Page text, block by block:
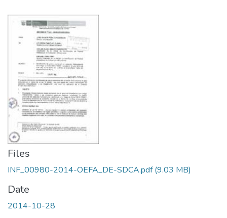
Files
INF_00980-2014-OEFA_DE-SDCA.pdf(9.03 MB)
Date
2014-10-28